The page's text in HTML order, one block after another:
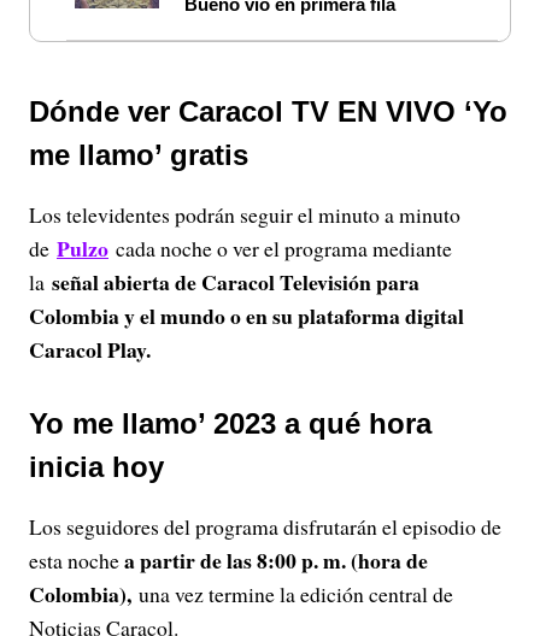
Bueno vio en primera fila
Dónde ver Caracol TV EN VIVO ‘Yo
me llamo’ gratis
Los televidentes podrán seguir el minuto a minuto
de Pulzo cada noche o ver el programa mediante
la señal abierta de Caracol Televisión para
Colombia y el mundo o en su plataforma digital
Caracol Play.
Yo me llamo’ 2023 a qué hora
inicia hoy
Los seguidores del programa disfrutarán el episodio de
esta nochea partir de las 8:00 p. m. (hora de
Colombia), una vez termine la edición central de
Noticias Caracol.